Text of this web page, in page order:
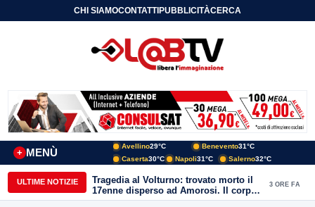
CHI SIAMOCONTATTIPUBBLICITÀCERCA
MENÙ
+
Avellino29°C Benevento31°C
Caserta30°C Napoli31°C Salerno32°C
ULTIME NOTIZIE
Tragedia al Volturno: trovato morto il
17enne disperso ad Amorosi. Il corpo
recuperato dai sommozzatori
3 ORE FA